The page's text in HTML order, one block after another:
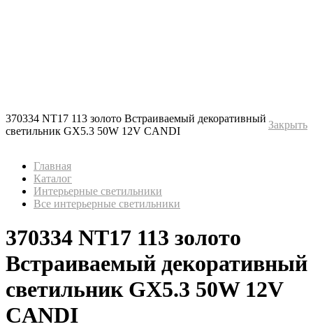
370334 NT17 113 золото Встраиваемый декоративный
светильник GX5.3 50W 12V CANDI
Закрыть
Главная
Каталог
Интерьерные светильники
Все интерьерные светильники
370334 NT17 113 золото
Встраиваемый декоративный
светильник GX5.3 50W 12V
CANDI